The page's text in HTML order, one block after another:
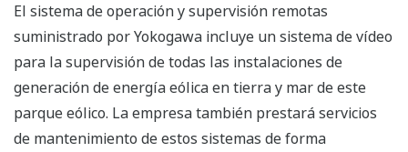
El sistema de operación y supervisión remotas
suministrado por Yokogawa incluye un sistema de vídeo
para la supervisión de todas las instalaciones de
generación de energía eólica en tierra y mar de este
parque eólico. La empresa también prestará servicios
de mantenimiento de estos sistemas de forma